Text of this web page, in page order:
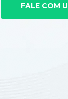
FALE COM